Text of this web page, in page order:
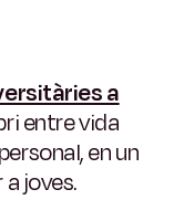
a
entre vida
en un
joves.